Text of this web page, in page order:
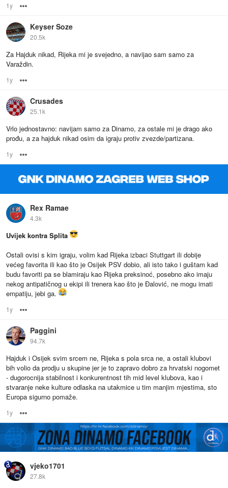
1y
Keyser Soze
20.5k
Za Hajduk nikad, Rijeka mi je svejedno, a navijao sam samo za
Varaždin.
1y
Crusades
25.1k
Vrlo jednostavno: navijam samo za Dinamo, za ostale mi je drago ako
prođu, a za hajduk nikad osim da igraju protiv zvezde/partizana.
1y
Rex Ramae
4.3k
Uvijek kontra Splita
Ostali ovisi s kim igraju, volim kad Rijeka izbaci Stuttgart ili dobije
većeg favorita ili kao što je Osijek PSV dobio, ali isto tako i guštam kad
budu favoriti pa se blamiraju kao Rijeka preksinoć, posebno ako imaju
nekog antipatičnog u ekipi ili trenera kao što je Đalović, ne mogu imati
empatiju, jebi ga.
1y
Paggini
94.7k
Hajduk i Osijek svim srcem ne, Rijeka s pola srca ne, a ostali klubovi
bih volio da prodju u skupine jer je to zapravo dobro za hrvatski nogomet
- dugorocnija stabilnost i konkurentnost tih mid level klubova, kao i
stvaranje neke kulture odlaska na utakmice u tim manjim mjestima, sto
Europa sigurno pomaže.
1y
vjeko1701
27.8k